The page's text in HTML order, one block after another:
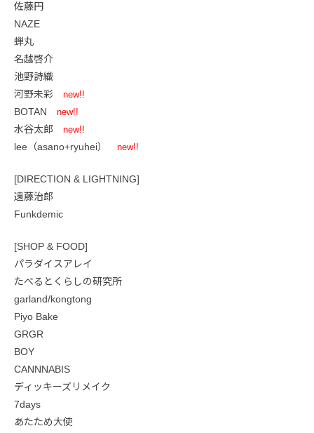
佐藤円
NAZE
蝉丸
名越啓介
池野詩織
河野未彩 new!!
BOTAN new!!
水谷太郎 new!!
lee（asano+ryuhei） new!!
[DIRECTION & LIGHTNING]
遠藤治郎
Funkdemic
[SHOP & FOOD]
パラダイスアレイ
たべるとくらしの研究所
garland/kongtong
Piyo Bake
GRGR
BOY
CANNNABIS
ディッキーズリメイク
7days
あたため大使